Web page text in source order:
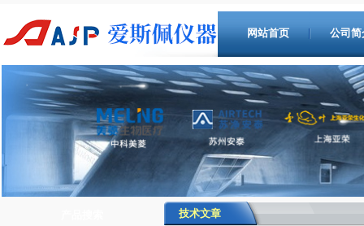
网站首页 公司简
技术文章